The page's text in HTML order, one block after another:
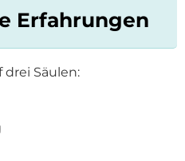
Erfahrungen
Säulen: